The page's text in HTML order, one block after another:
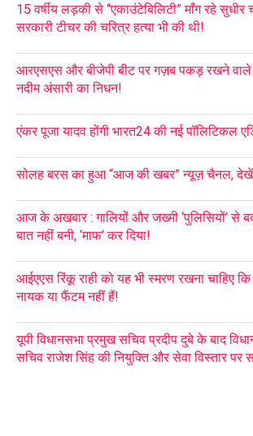
15 वर्षीय लड़की से “एकाउंटेबिलिटी” माँग रहे सुधीर
सरकारी टीचर की चरित्र हत्या भी की थी!
आरएसएस और बीजेपी बीट पर गज़ब पकड़ रखने वाले
नदीम अंसारी का निधन!
एंकर पूजा यादव होंगी भारत24 की नई पॉलिटिकल
सोलह बरस का हुआ “आज की खबर” न्यूज़ चैनल, देखें
आज के अखबार : गालियों और जख्मी ‘पुलिसियों’ से
बात नहीं बनी, ‘माफ’ कर दिया!
आईएएस रिंकू राही को यह भी स्मरण रखना चाहिए
नायक या फैंटम नहीं हैं!
यूपी विधानसभा प्रमुख सचिव प्रदीप दुबे के बाद
सचिव राजेश सिंह की नियुक्ति और सेवा विस्तार पर